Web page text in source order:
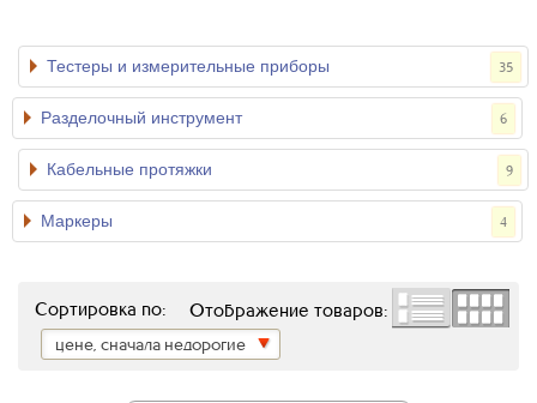
35
Тестеры и измерительные приборы
6
Разделочный инструмент
9
Кабельные протяжки
4
Маркеры
Отображение товаров:
Сортировка по:
цене, сначала недорогие